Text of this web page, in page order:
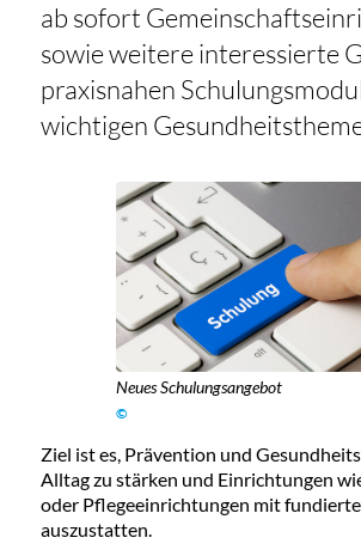
ab sofort
sowie weitere interessierte
praxisnahen
wichtigen
Neues Schulungsangebot
©
Ziel ist es, Prävention und
Alltag zu stärken und Einrichtungen
oder Pflegeeinrichtungen mit
auszustatten.